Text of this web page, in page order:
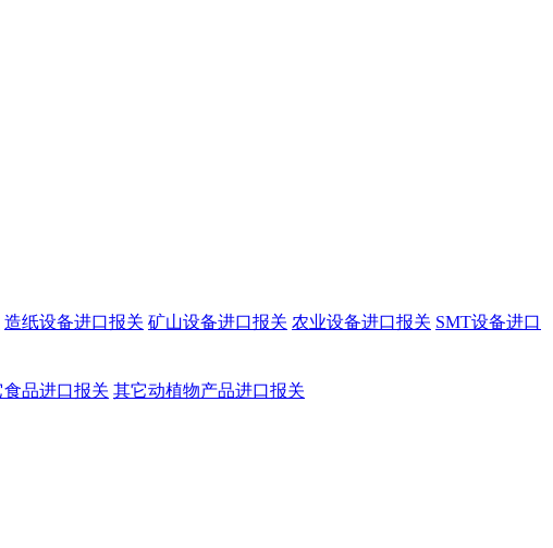
造纸设备进口报关 矿山设备进口报关 农业设备进口报关 SMT设备进口
食品进口报关 其它动植物产品进口报关